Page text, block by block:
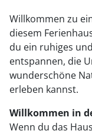
Willkommen zu
diesem
du ein ruhiges
entspannen, die
wunderschöne
erleben kannst.
Willkommen in
Wenn du das